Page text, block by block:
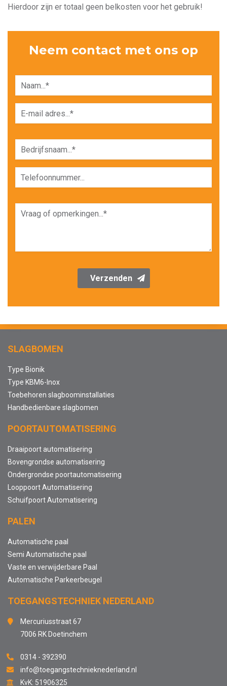
Hierdoor zijn er totaal geen belkosten voor het gebruik!
Neem contact met ons op
Verzenden
SLAGBOMEN
Type Bionik
Type KBM6-Inox
Toebehoren slagboominstallaties
Handbedienbare slagbomen
POORTAUTOMATISERING
Draaipoort automatisering
Bovengrondse automatisering
Ondergrondse poortautomatisering
Looppoort Automatisering
Schuifpoort Automatisering
PALEN
Automatische paal
Semi Automatische paal
Vaste en verwijderbare Paal
Automatische Parkeerbeugel
TOEGANGSTECHNIEK NEDERLAND
Mercuriusstraat 67
7006 RK Doetinchem
0314 - 392390
info@toegangstechnieknederland.nl
KvK: 51906325